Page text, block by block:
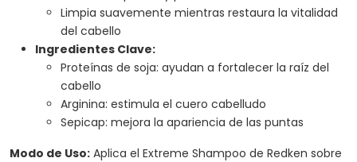
Limpia suavemente mientras restaura la vitalidad
del cabello
Ingredientes Clave:
Proteínas de soja: ayudan a fortalecer la raíz del
cabello
Arginina: estimula el cuero cabelludo
Sepicap: mejora la apariencia de las puntas
Modo de Uso:Aplica el Extreme Shampoo de Redken sobre